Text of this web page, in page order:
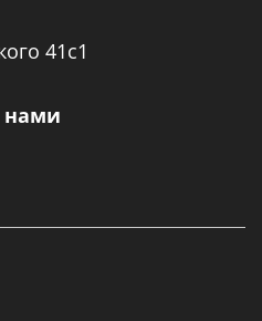
41с1
нами